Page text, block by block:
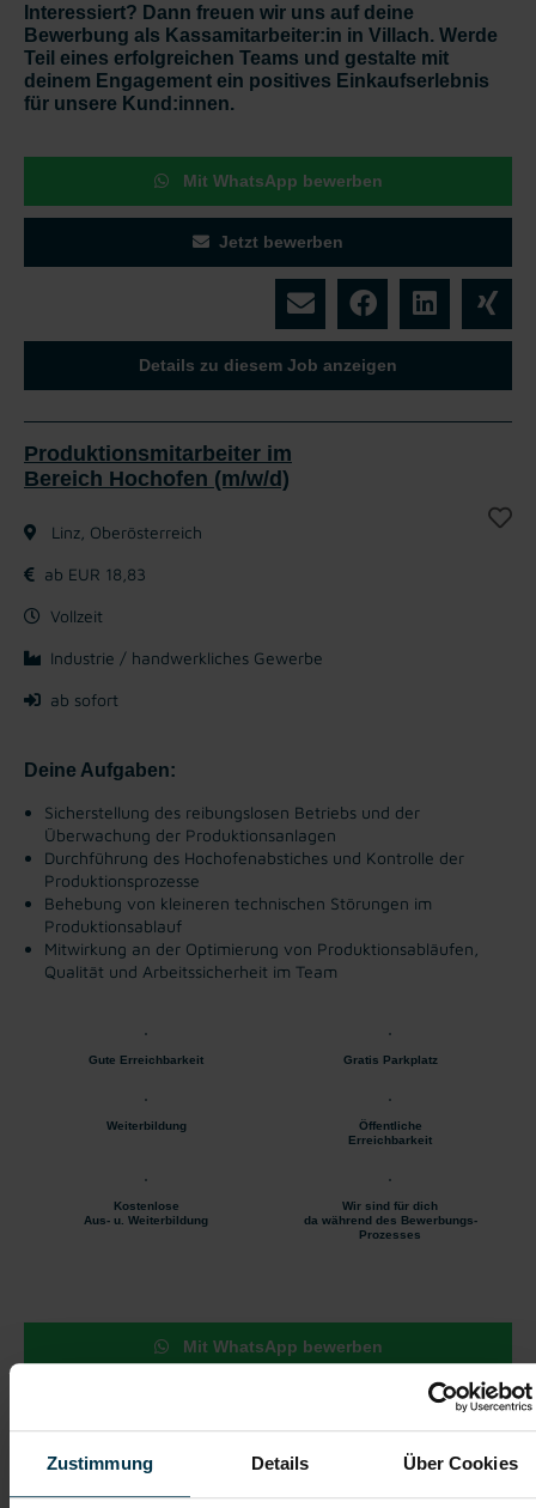
Zustimmung Details Über Cookies
Interessiert? Dann freuen wir uns auf deine
Bewerbung als Kassamitarbeiter:in in Villach. Werde
Teil eines erfolgreichen Teams und gestalte mit
deinem Engagement ein positives Einkaufserlebnis
für unsere Kund:innen.
Mit WhatsApp bewerben
Jetzt bewerben
Details zu diesem Job anzeigen
Produktionsmitarbeiter im
Bereich Hochofen (m/w/d)
Linz, Oberösterreich
ab EUR 18,83
Vollzeit
Industrie / handwerkliches Gewerbe
ab sofort
Deine Aufgaben:
Sicherstellung des reibungslosen Betriebs und der
Überwachung der Produktionsanlagen
Durchführung des Hochofenabstiches und Kontrolle der
Produktionsprozesse
Behebung von kleineren technischen Störungen im
Produktionsablauf
Mitwirkung an der Optimierung von Produktionsabläufen,
Qualität und Arbeitssicherheit im Team
Gute Erreichbarkeit Gratis Parkplatz
Weiterbildung
Öffentliche
Erreichbarkeit
Kostenlose
Aus- u. Weiterbildung
Wir sind für dich
da während des Bewerbungs-
Prozesses
Mit WhatsApp bewerben